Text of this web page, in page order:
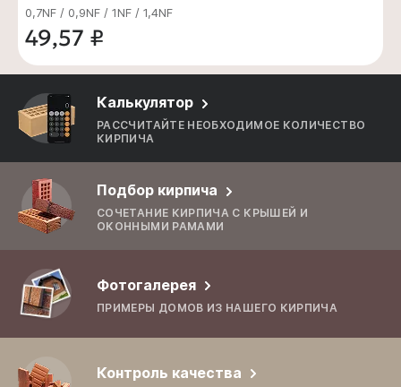
0,7NF / 0,9NF / 1NF / 1,4NF
49,57 ₽
Калькулятор
РАССЧИТАЙТЕ НЕОБХОДИМОЕ КОЛИЧЕСТВО
КИРПИЧА
Подбор кирпича
СОЧЕТАНИЕ КИРПИЧА С КРЫШЕЙ И
ОКОННЫМИ РАМАМИ
Фотогалерея
ПРИМЕРЫ ДОМОВ ИЗ НАШЕГО КИРПИЧА
Контроль качества